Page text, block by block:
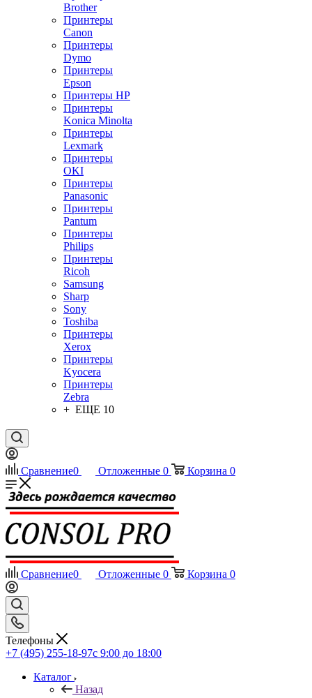
Brother
Принтеры
Canon
Принтеры
Dymo
Принтеры
Epson
Принтеры HP
Принтеры
Konica Minolta
Принтеры
Lexmark
Принтеры
OKI
Принтеры
Panasonic
Принтеры
Pantum
Принтеры
Philips
Принтеры
Ricoh
Samsung
Sharp
Sony
Toshiba
Принтеры
Xerox
Принтеры
Kyocera
Принтеры
Zebra
+ ЕЩЕ 10
Сравнение0 Отложенные 0 Корзина 0
Сравнение0 Отложенные 0 Корзина 0
Телефоны
+7 (495) 255-18-97с 9:00 до 18:00
Каталог
Назад